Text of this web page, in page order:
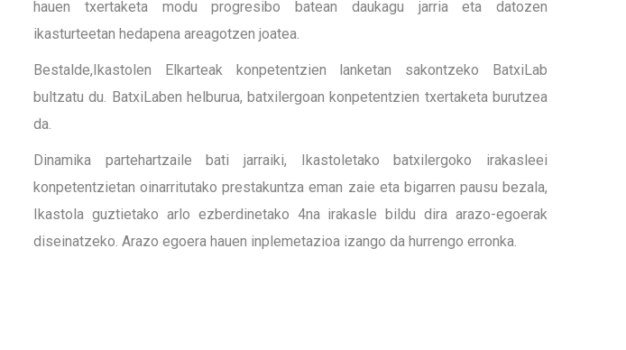
hauen txertaketa modu progresibo batean daukagu jarria eta datozen
ikasturteetan hedapena areagotzen joatea.
Bestalde,Ikastolen Elkarteak konpetentzien lanketan sakontzeko BatxiLab
bultzatu du. BatxiLaben helburua, batxilergoan konpetentzien txertaketa burutzea
da.
Dinamika partehartzaile bati jarraiki, Ikastoletako batxilergoko irakasleei
konpetentzietan oinarritutako prestakuntza eman zaie eta bigarren pausu bezala,
Ikastola guztietako arlo ezberdinetako 4na irakasle bildu dira arazo-egoerak
diseinatzeko. Arazo egoera hauen inplemetazioa izango da hurrengo erronka.